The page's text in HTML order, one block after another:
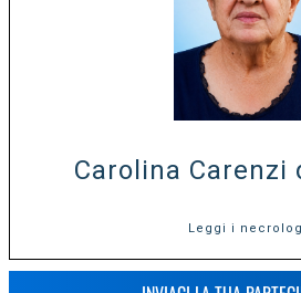
Carolina Carenzi
Leggi i